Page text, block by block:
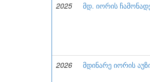
2025
მდ. იორის
2026
მდინარე იორის